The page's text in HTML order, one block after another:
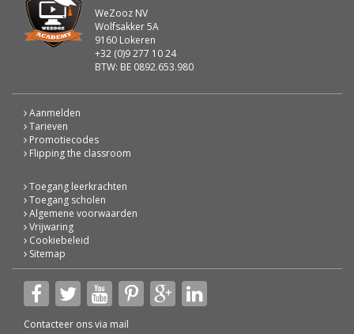
WeZooz NV
Wolfsakker 5A
9160 Lokeren
+32 (0)9 277 10 24
BTW: BE 0892.653.980
Aanmelden
Tarieven
Promotiecodes
Flipping the classroom
Toegang leerkrachten
Toegang scholen
Algemene voorwaarden
Vrijwaring
Cookiebeleid
Sitemap
Contacteer ons via mail